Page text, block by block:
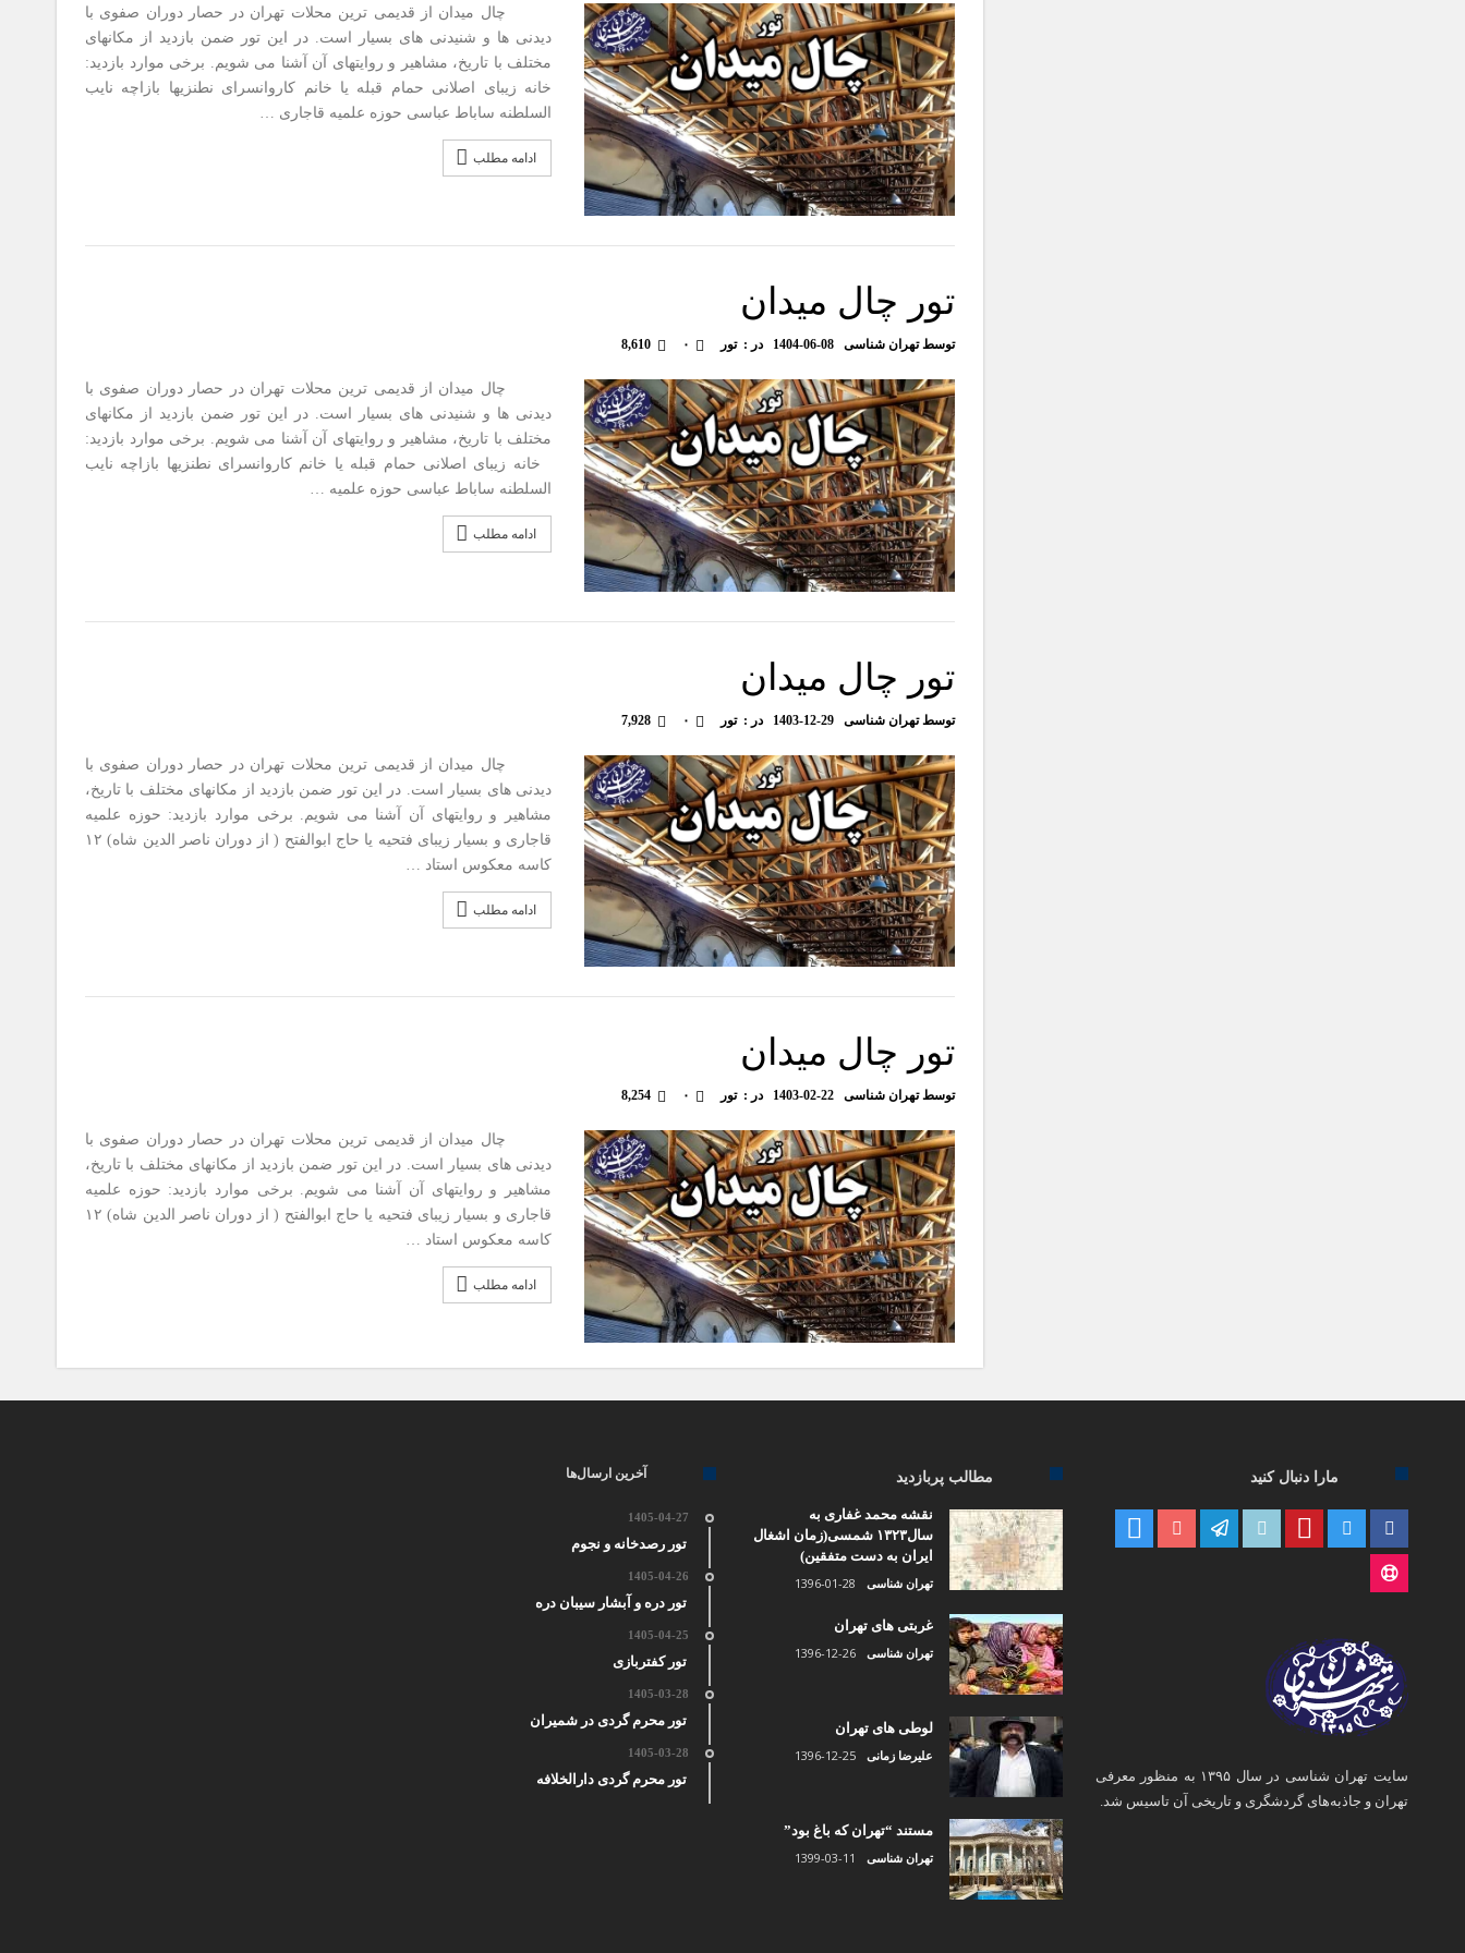
چال میدان از قدیمی ترین محلات تهران در حصار دوران صفوی با
دیدنی ها و شنیدنی های بسیار است. در این تور ضمن بازدید از مکانهای
مختلف با تاریخ، مشاهیر و روایتهای آن آشنا می شویم. برخی موارد بازدید:
خانه زیبای اصلانی حمام قبله یا خانم کاروانسرای نطنزیها بازاچه نایب
السلطنه ساباط عباسی حوزه علمیه قاجاری …
ادامه مطلب
تور چال میدان
توسطتهران شناسی 1404-06-08 در :تور ۰ 8,610
چال میدان از قدیمی ترین محلات تهران در حصار دوران صفوی با
دیدنی ها و شنیدنی های بسیار است. در این تور ضمن بازدید از مکانهای
مختلف با تاریخ، مشاهیر و روایتهای آن آشنا می شویم. برخی موارد بازدید:
خانه زیبای اصلانی حمام قبله یا خانم کاروانسرای نطنزیها بازاچه نایب
السلطنه ساباط عباسی حوزه علمیه …
ادامه مطلب
تور چال میدان
توسطتهران شناسی 1403-12-29 در :تور ۰ 7,928
چال میدان از قدیمی ترین محلات تهران در حصار دوران صفوی با
دیدنی های بسیار است. در این تور ضمن بازدید از مکانهای مختلف با تاریخ،
مشاهیر و روایتهای آن آشنا می شویم. برخی موارد بازدید: حوزه علمیه
قاجاری و بسیار زیبای فتحیه یا حاج ابوالفتح ( از دوران ناصر الدین شاه) ۱۲
کاسه معکوس استاد …
ادامه مطلب
تور چال میدان
توسطتهران شناسی 1403-02-22 در :تور ۰ 8,254
چال میدان از قدیمی ترین محلات تهران در حصار دوران صفوی با
دیدنی های بسیار است. در این تور ضمن بازدید از مکانهای مختلف با تاریخ،
مشاهیر و روایتهای آن آشنا می شویم. برخی موارد بازدید: حوزه علمیه
قاجاری و بسیار زیبای فتحیه یا حاج ابوالفتح ( از دوران ناصر الدین شاه) ۱۲
کاسه معکوس استاد …
ادامه مطلب
مارا دنبال کنید
سایت تهران شناسی در سال ۱۳۹۵ به منظور معرفی
تهران و جاذبه‌های گردشگری و تاریخی آن تاسیس شد.
مطالب پربازدید
نقشه محمد غفاری به
سال۱۳۲۳ شمسی(زمان اشغال
ایران به دست متفقین)
تهران شناسی 1396-01-28
غربتی های تهران
تهران شناسی 1396-12-26
لوطی های تهران
علیرضا زمانی 1396-12-25
مستند “تهران که باغ بود”
تهران شناسی 1399-03-11
آخرین ارسال‌ها
1405-04-27
تور رصدخانه و نجوم
1405-04-26
تور دره و آبشار سیبان دره
1405-04-25
تور کفتربازی
1405-03-28
تور محرم گردی در شمیران
1405-03-28
تور محرم گردی دارالخلافه